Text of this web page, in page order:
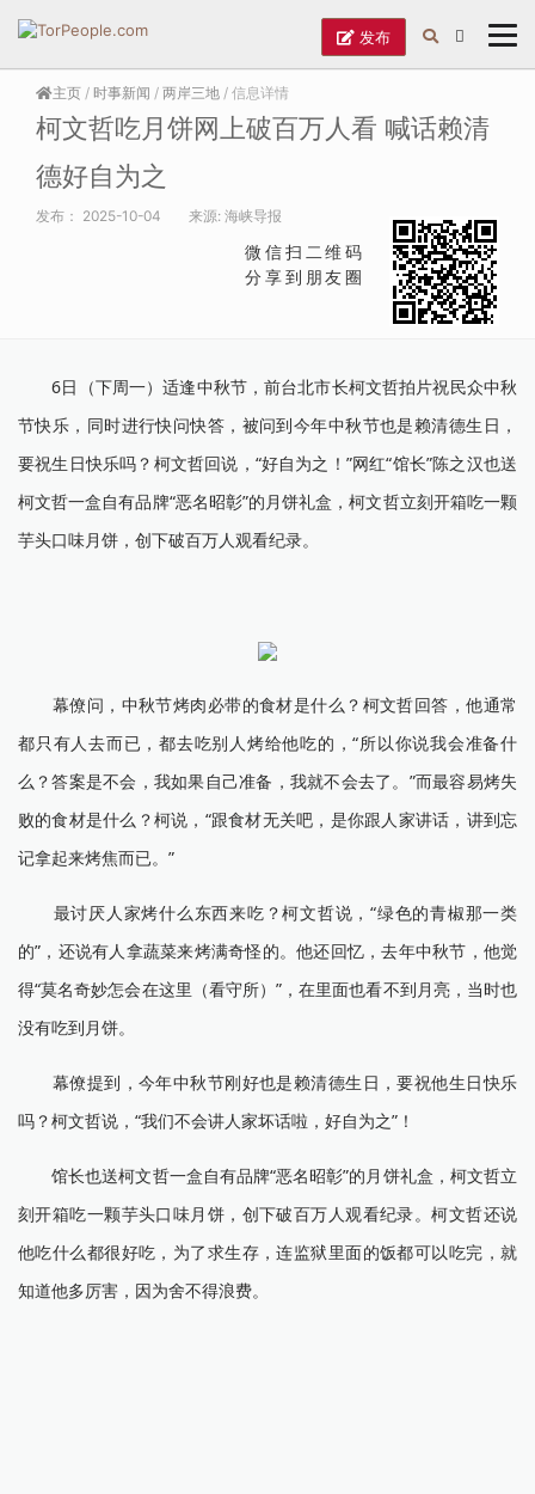
发布
主页 / 时事新闻 / 两岸三地 / 信息详情
柯文哲吃月饼网上破百万人看 喊话赖清
德好自为之
发布： 2025-10-04 来源: 海峡导报
微信扫二维码
分享到朋友圈
6日（下周一）适逢中秋节，前台北市长柯文哲拍片祝民众中秋
节快乐，同时进行快问快答，被问到今年中秋节也是赖清德生日，
要祝生日快乐吗？柯文哲回说，“好自为之！”网红“馆长”陈之汉也送
柯文哲一盒自有品牌“恶名昭彰”的月饼礼盒，柯文哲立刻开箱吃一颗
芋头口味月饼，创下破百万人观看纪录。
幕僚问，中秋节烤肉必带的食材是什么？柯文哲回答，他通常
都只有人去而已，都去吃别人烤给他吃的，“所以你说我会准备什
么？答案是不会，我如果自己准备，我就不会去了。”而最容易烤失
败的食材是什么？柯说，“跟食材无关吧，是你跟人家讲话，讲到忘
记拿起来烤焦而已。”
最讨厌人家烤什么东西来吃？柯文哲说，“绿色的青椒那一类
的”，还说有人拿蔬菜来烤满奇怪的。他还回忆，去年中秋节，他觉
得“莫名奇妙怎会在这里（看守所）”，在里面也看不到月亮，当时也
没有吃到月饼。
幕僚提到，今年中秋节刚好也是赖清德生日，要祝他生日快乐
吗？柯文哲说，“我们不会讲人家坏话啦，好自为之”！
馆长也送柯文哲一盒自有品牌“恶名昭彰”的月饼礼盒，柯文哲立
刻开箱吃一颗芋头口味月饼，创下破百万人观看纪录。柯文哲还说
他吃什么都很好吃，为了求生存，连监狱里面的饭都可以吃完，就
知道他多厉害，因为舍不得浪费。